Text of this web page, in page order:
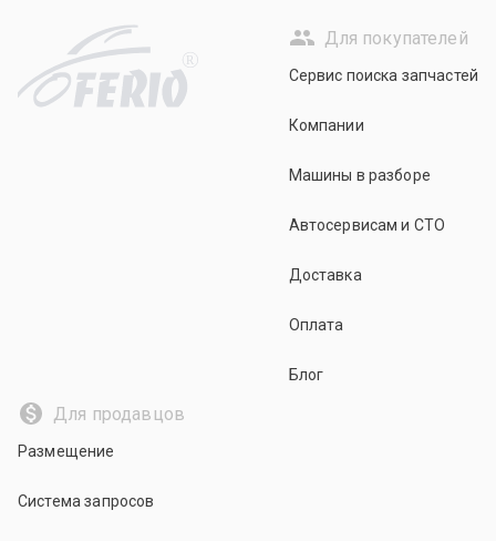
R
Для покупателей
Сервис поиска запчастей
Компании
Машины в разборе
Автосервисам и СТО
Доставка
Оплата
Блог
Для продавцов
Размещение
Система запросов